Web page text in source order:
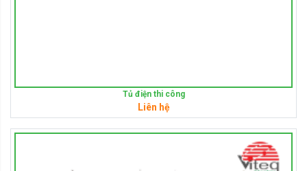
Tủ điện thi công
Liên hệ